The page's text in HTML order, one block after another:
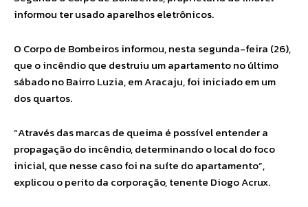
informou ter usado aparelhos eletrônicos.
O Corpo de Bombeiros informou, nesta segunda-feira (26),
que o incêndio que destruiu um apartamento no último
sábado no Bairro Luzia, em Aracaju, foi iniciado em um
dos quartos.
“Através das marcas de queima é possível entender a
propagação do incêndio, determinando o local do foco
inicial, que nesse caso foi na suíte do apartamento”,
explicou o perito da corporação, tenente Diogo Acrux.